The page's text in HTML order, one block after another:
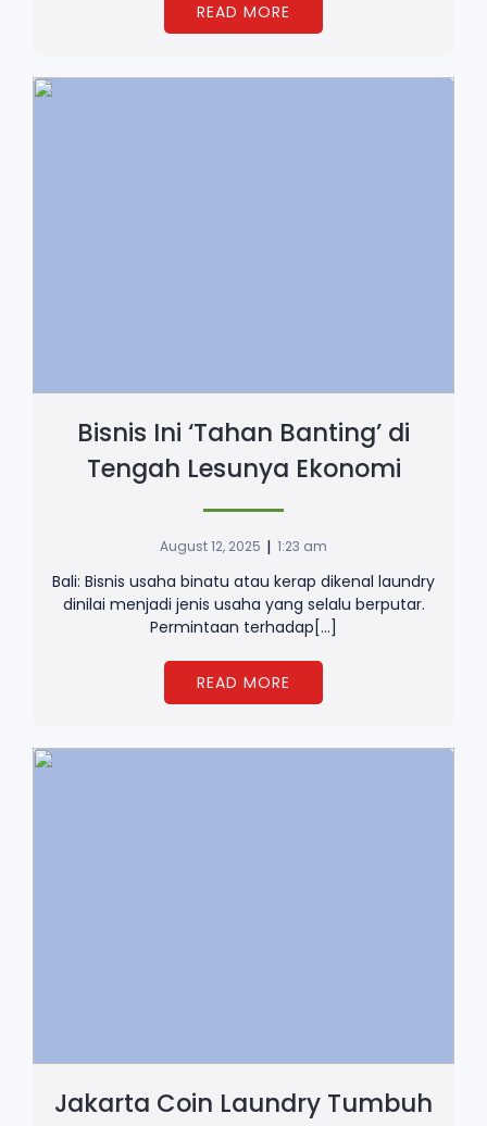
READ MORE
Bisnis Ini ‘Tahan Banting’ di
Tengah Lesunya Ekonomi
August 12, 2025 | 1:23 am
Bali: Bisnis usaha binatu atau kerap dikenal laundry
dinilai menjadi jenis usaha yang selalu berputar.
Permintaan terhadap[…]
READ MORE
Jakarta Coin Laundry Tumbuh